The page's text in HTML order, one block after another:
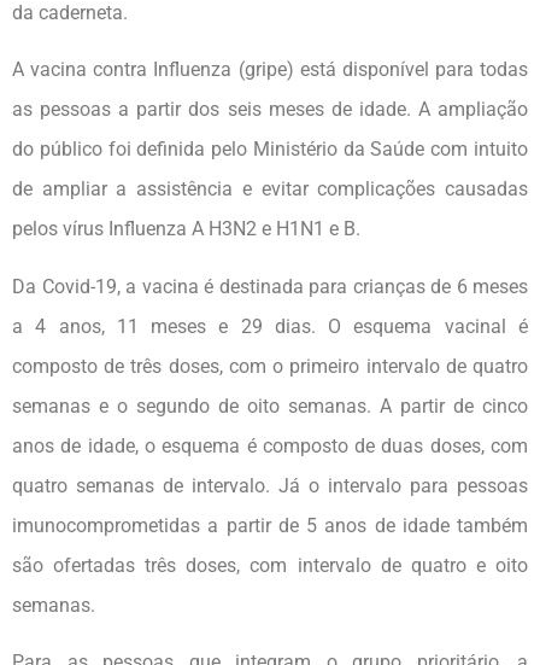
da caderneta.
A vacina contra Influenza (gripe) está disponível para todas
as pessoas a partir dos seis meses de idade. A ampliação
do público foi definida pelo Ministério da Saúde com intuito
de ampliar a assistência e evitar complicações causadas
pelos vírus Influenza A H3N2 e H1N1 e B.
Da Covid-19, a vacina é destinada para crianças de 6 meses
a 4 anos, 11 meses e 29 dias. O esquema vacinal é
composto de três doses, com o primeiro intervalo de quatro
semanas e o segundo de oito semanas. A partir de cinco
anos de idade, o esquema é composto de duas doses, com
quatro semanas de intervalo. Já o intervalo para pessoas
imunocomprometidas a partir de 5 anos de idade também
são ofertadas três doses, com intervalo de quatro e oito
semanas.